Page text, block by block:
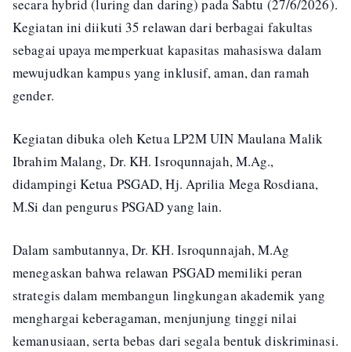
secara hybrid (luring dan daring) pada Sabtu (27/6/2026).
Kegiatan ini diikuti 35 relawan dari berbagai fakultas
sebagai upaya memperkuat kapasitas mahasiswa dalam
mewujudkan kampus yang inklusif, aman, dan ramah
gender.
Kegiatan dibuka oleh Ketua LP2M UIN Maulana Malik
Ibrahim Malang, Dr. KH. Isroqunnajah, M.Ag.,
didampingi Ketua PSGAD, Hj. Aprilia Mega Rosdiana,
M.Si dan pengurus PSGAD yang lain.
Dalam sambutannya, Dr. KH. Isroqunnajah, M.Ag
menegaskan bahwa relawan PSGAD memiliki peran
strategis dalam membangun lingkungan akademik yang
menghargai keberagaman, menjunjung tinggi nilai
kemanusiaan, serta bebas dari segala bentuk diskriminasi.